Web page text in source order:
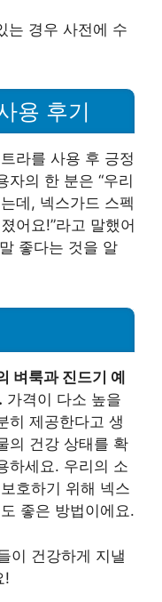
는 경우 사전에 수
용 후기
라를 사용 후 긍정
자의 한 분은 “우리
데, 넥스가드 스펙
어요!”라고 말했어
좋다는 것을 알
벼룩과 진드기 예
가격이 다소 높을
히 제공한다고 생
의 건강 상태를 확
하세요. 우리의 소
호하기 위해 넥스
좋은 방법이에요.
이 건강하게 지낼
!